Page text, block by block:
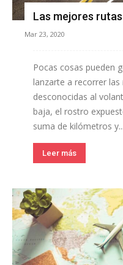
Las mejores
Mar 23, 2020
Pocas cosas pueden
lanzarte a recorrer
desconocidas al
baja, el rostro
suma de kilómetros y...
Leer más